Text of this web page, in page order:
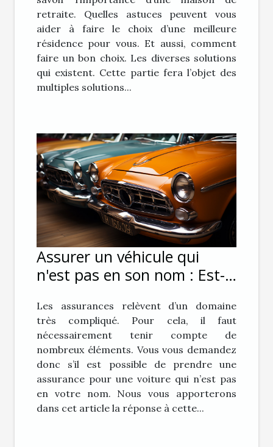
retraite. Quelles astuces peuvent vous
aider à faire le choix d’une meilleure
résidence pour vous. Et aussi, comment
faire un bon choix. Les diverses solutions
qui existent. Cette partie fera l’objet des
multiples solutions...
Assurer un véhicule qui
n'est pas en son nom : Est-
Les assurances relèvent d’un domaine
très compliqué. Pour cela, il faut
nécessairement tenir compte de
nombreux éléments. Vous vous demandez
donc s’il est possible de prendre une
assurance pour une voiture qui n’est pas
en votre nom. Nous vous apporterons
dans cet article la réponse à cette...